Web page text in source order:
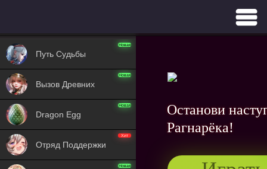
Останови
Рагнарёка!
Путь Судьбы
Новая
Вызов Древних
Новая
Dragon Egg
Новая
Отряд Поддержки
Хит
Новая